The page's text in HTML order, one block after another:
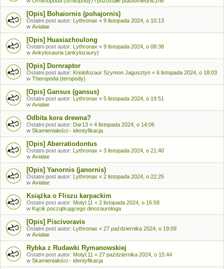
[Opis] Bohaiornis (pohajornis)
Ostatni post autor: Lythronax « 9 listopada 2024, o 10:13
w Avialae
[Opis] Huaxiazhoulong
Ostatni post autor: Lythronax « 9 listopada 2024, o 08:38
w Ankylosauria (ankylozaury)
[Opis] Dornraptor
Ostatni post autor: Kriolofozaur Szymon Jagusztyn « 6 listopada 2024, o 18:03
w Theropoda (teropody)
[Opis] Gansus (gansus)
Ostatni post autor: Lythronax « 5 listopada 2024, o 19:51
w Avialae
Odbita kora drewna?
Ostatni post autor: Dar13 « 4 listopada 2024, o 14:06
w Skamieniałości - identyfikacja
[Opis] Aberratiodontus
Ostatni post autor: Lythronax « 3 listopada 2024, o 21:40
w Avialae
[Opis] Yanornis (janornis)
Ostatni post autor: Lythronax « 2 listopada 2024, o 22:25
w Avialae
Książka o Fliszu karpackim
Ostatni post autor: Motyl.11 « 2 listopada 2024, o 16:58
w Kącik początkującego dinozaurologa
[Opis] Piscivoravis
Ostatni post autor: Lythronax « 27 października 2024, o 19:09
w Avialae
Rybka z Rudawki Rymanowskiej
Ostatni post autor: Motyl.11 « 27 października 2024, o 15:44
w Skamieniałości - identyfikacja